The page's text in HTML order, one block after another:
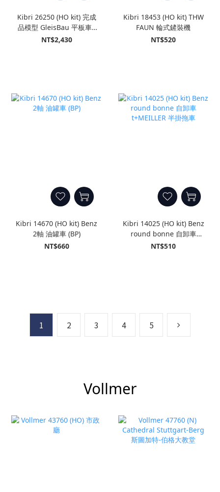
Kibri 26250 (HO kit) 完成
品模型 GleisBau 平板車+
ATLAS 挖掘機
NT$2,430
Kibri 18453 (HO kit) THW
FAUN 輪式鏟裝機
NT$520
Kibri 14670 (HO kit) Benz
2軸 油罐車 (BP)
NT$660
Kibri 14025 (HO kit) Benz
round bonne 自卸車
t+MEILLER 半掛拖車
NT$510
1 2 3 4 5
Vollmer